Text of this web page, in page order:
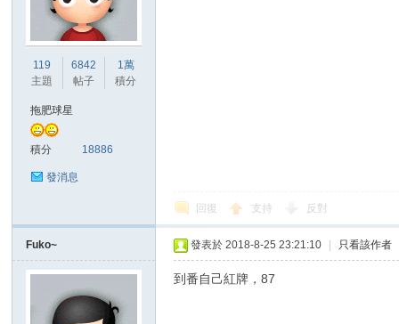
119
主題
6842
帖子
1萬
積分
拖肥球星
積分 18886
發消息
回復 支持 反對
Fuko~ 發表於 2018-8-25 23:21:10 只看該作者
到番自己紅牌，87